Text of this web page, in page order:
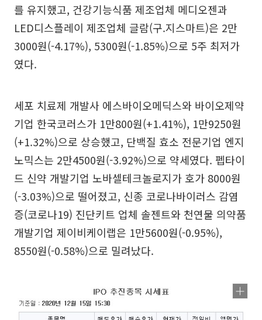
를 유지했고, 건강기능식품 제조업체 메디오젠과
LED디스플레이 제조업체 글람(구.지스마트)은 2만
3000원(-4.17%), 5300원(-1.85%)으로 5주 최저가
였다.
세포 치료제 개발사 에스바이오메딕스와 바이오제약
기업 한국코러스가 1만800원(+1.41%), 1만9250원
(+1.32%)으로 상승했고, 단백질 효소 전문기업 엔지
노믹스는 2만4500원(-3.92%)으로 약세였다. 펩타이
드 신약 개발기업 노바셀테크놀로지가 호가 8000원
(-3.03%)으로 떨어졌고, 신종 코로나바이러스 감염
증(코로나19) 진단키트 업체 솔젠트와 천연물 의약품
개발기업 제이비케이랩은 1만5600원(-0.95%),
8550원(-0.58%)으로 밀려났다.